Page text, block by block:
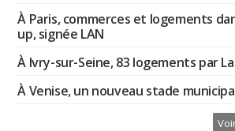
À Paris, commerces et logements
up, signée LAN
À Ivry-sur-Seine, 83 logements par
À Venise, un nouveau stade